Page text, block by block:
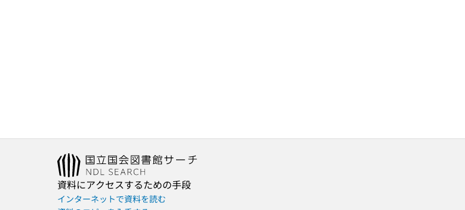
資料にアクセスするための手段
インターネットで資料を読む